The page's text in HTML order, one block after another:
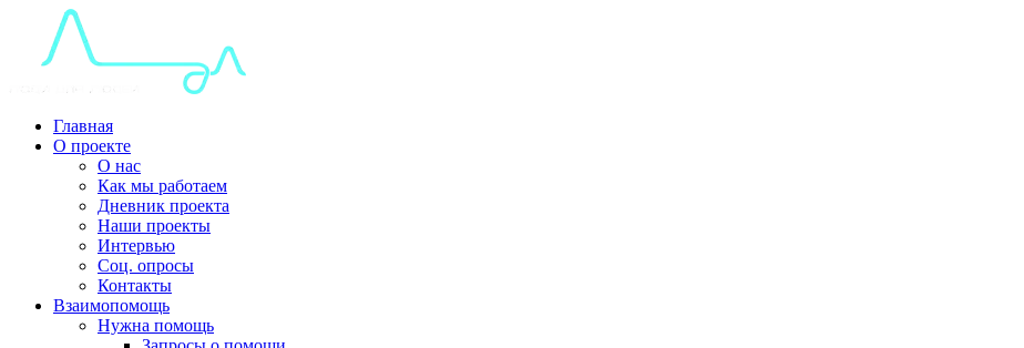
Главная
О проекте
О нас
Как мы работаем
Дневник проекта
Наши проекты
Интервью
Соц. опросы
Контакты
Взаимопомощь
Нужна помощь